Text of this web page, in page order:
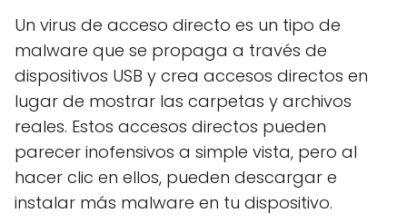
Un virus de acceso directo es un tipo de
malware que se propaga a través de
dispositivos USB y crea accesos directos en
lugar de mostrar las carpetas y archivos
reales. Estos accesos directos pueden
parecer inofensivos a simple vista, pero al
hacer clic en ellos, pueden descargar e
instalar más malware en tu dispositivo.